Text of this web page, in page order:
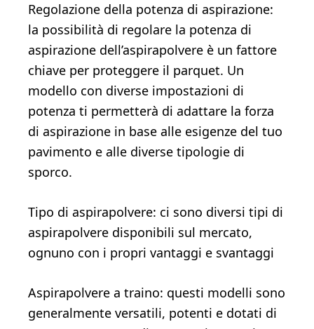
Regolazione della potenza di aspirazione:
la possibilità di regolare la potenza di
aspirazione dell’aspirapolvere è un fattore
chiave per proteggere il parquet. Un
modello con diverse impostazioni di
potenza ti permetterà di adattare la forza
di aspirazione in base alle esigenze del tuo
pavimento e alle diverse tipologie di
sporco.
Tipo di aspirapolvere: ci sono diversi tipi di
aspirapolvere disponibili sul mercato,
ognuno con i propri vantaggi e svantaggi
Aspirapolvere a traino: questi modelli sono
generalmente versatili, potenti e dotati di